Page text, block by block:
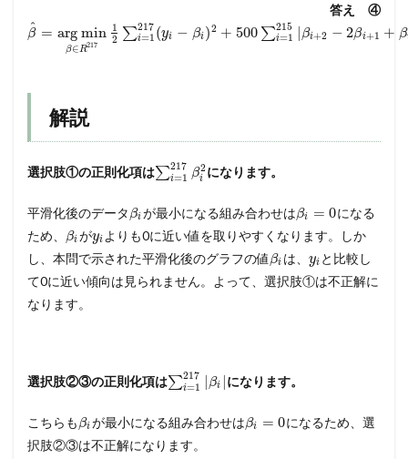
答え ④
β
^ = arg min
β∈R217
1
2 ∑217
i=1 (yi − βi)2 + 500 ∑215
i=1 |βi+2 − 2βi+1 + β
解説
選択肢①の正則化項は∑217
i=1 β2
i になります。
平滑化後のデータβiが最小になる組み合わせはβi = 0になる
ため、 βiがyi よりも0に近い値を取りやすくなります。しか
し、本問で示された平滑化後のグラフの値βi は、 yi と比較し
て0に近い傾向は見られません。よって、選択肢①は不正解に
なります。
選択肢②③の正則化項は∑217
i=1 |βi |になります。
こちらもβiが最小になる組み合わせはβi = 0になるため、選
択肢②③は不正解になります。